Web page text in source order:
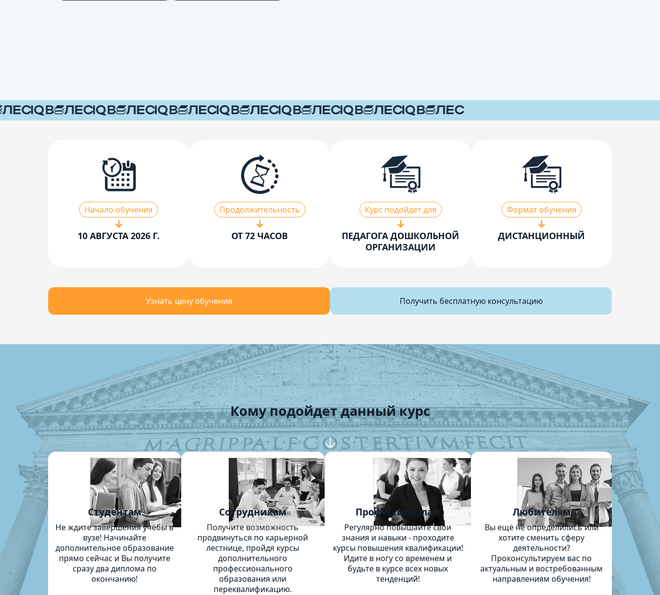
Начало обучения
10 АВГУСТА 2026 Г.
Продолжительность
ОТ 72 ЧАСОВ
Курс подойдет для
ПЕДАГОГА ДОШКОЛЬНОЙ
ОРГАНИЗАЦИИ
Формат обучения
ДИСТАНЦИОННЫЙ
Узнать цену обучения Получить бесплатную консультацию
Кому подойдет данный курс
Студентам
Не ждите завершения учёбы в
вузе! Начинайте
дополнительное образование
прямо сейчас и Вы получите
сразу два диплома по
окончанию!
Сотрудникам
Получите возможность
продвинуться по карьерной
лестнице, пройдя курсы
дополнительного
профессионального
образования или
переквалификацию.
Профессионалам
Регулярно повышайте свои
знания и навыки - проходите
курсы повышения квалификации!
Идите в ногу со временем и
будьте в курсе всех новых
тенденций!
Любителям
Вы ещё не определились или
хотите сменить сферу
деятельности?
Проконсультируем вас по
актуальным и востребованным
направлениям обучения!